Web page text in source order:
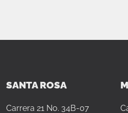
SANTA ROSA
Carrera 21 No. 34B-07